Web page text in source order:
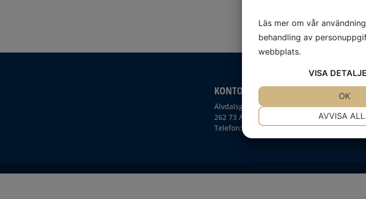
KONTOR ÄNGELHOLM
Älvdalsgatan 1
262 73 Ängelholm
Telefon: 0431-44 68 30
Läs mer om vår
behandling av
webbplats.
VISA
AVVISA
OK